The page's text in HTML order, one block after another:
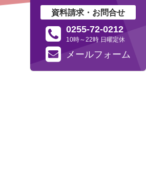
資料請求・お問合せ
0255-72-0212
10時～22時 日曜定休
メールフォーム